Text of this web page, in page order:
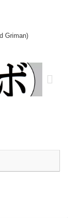
Griman)